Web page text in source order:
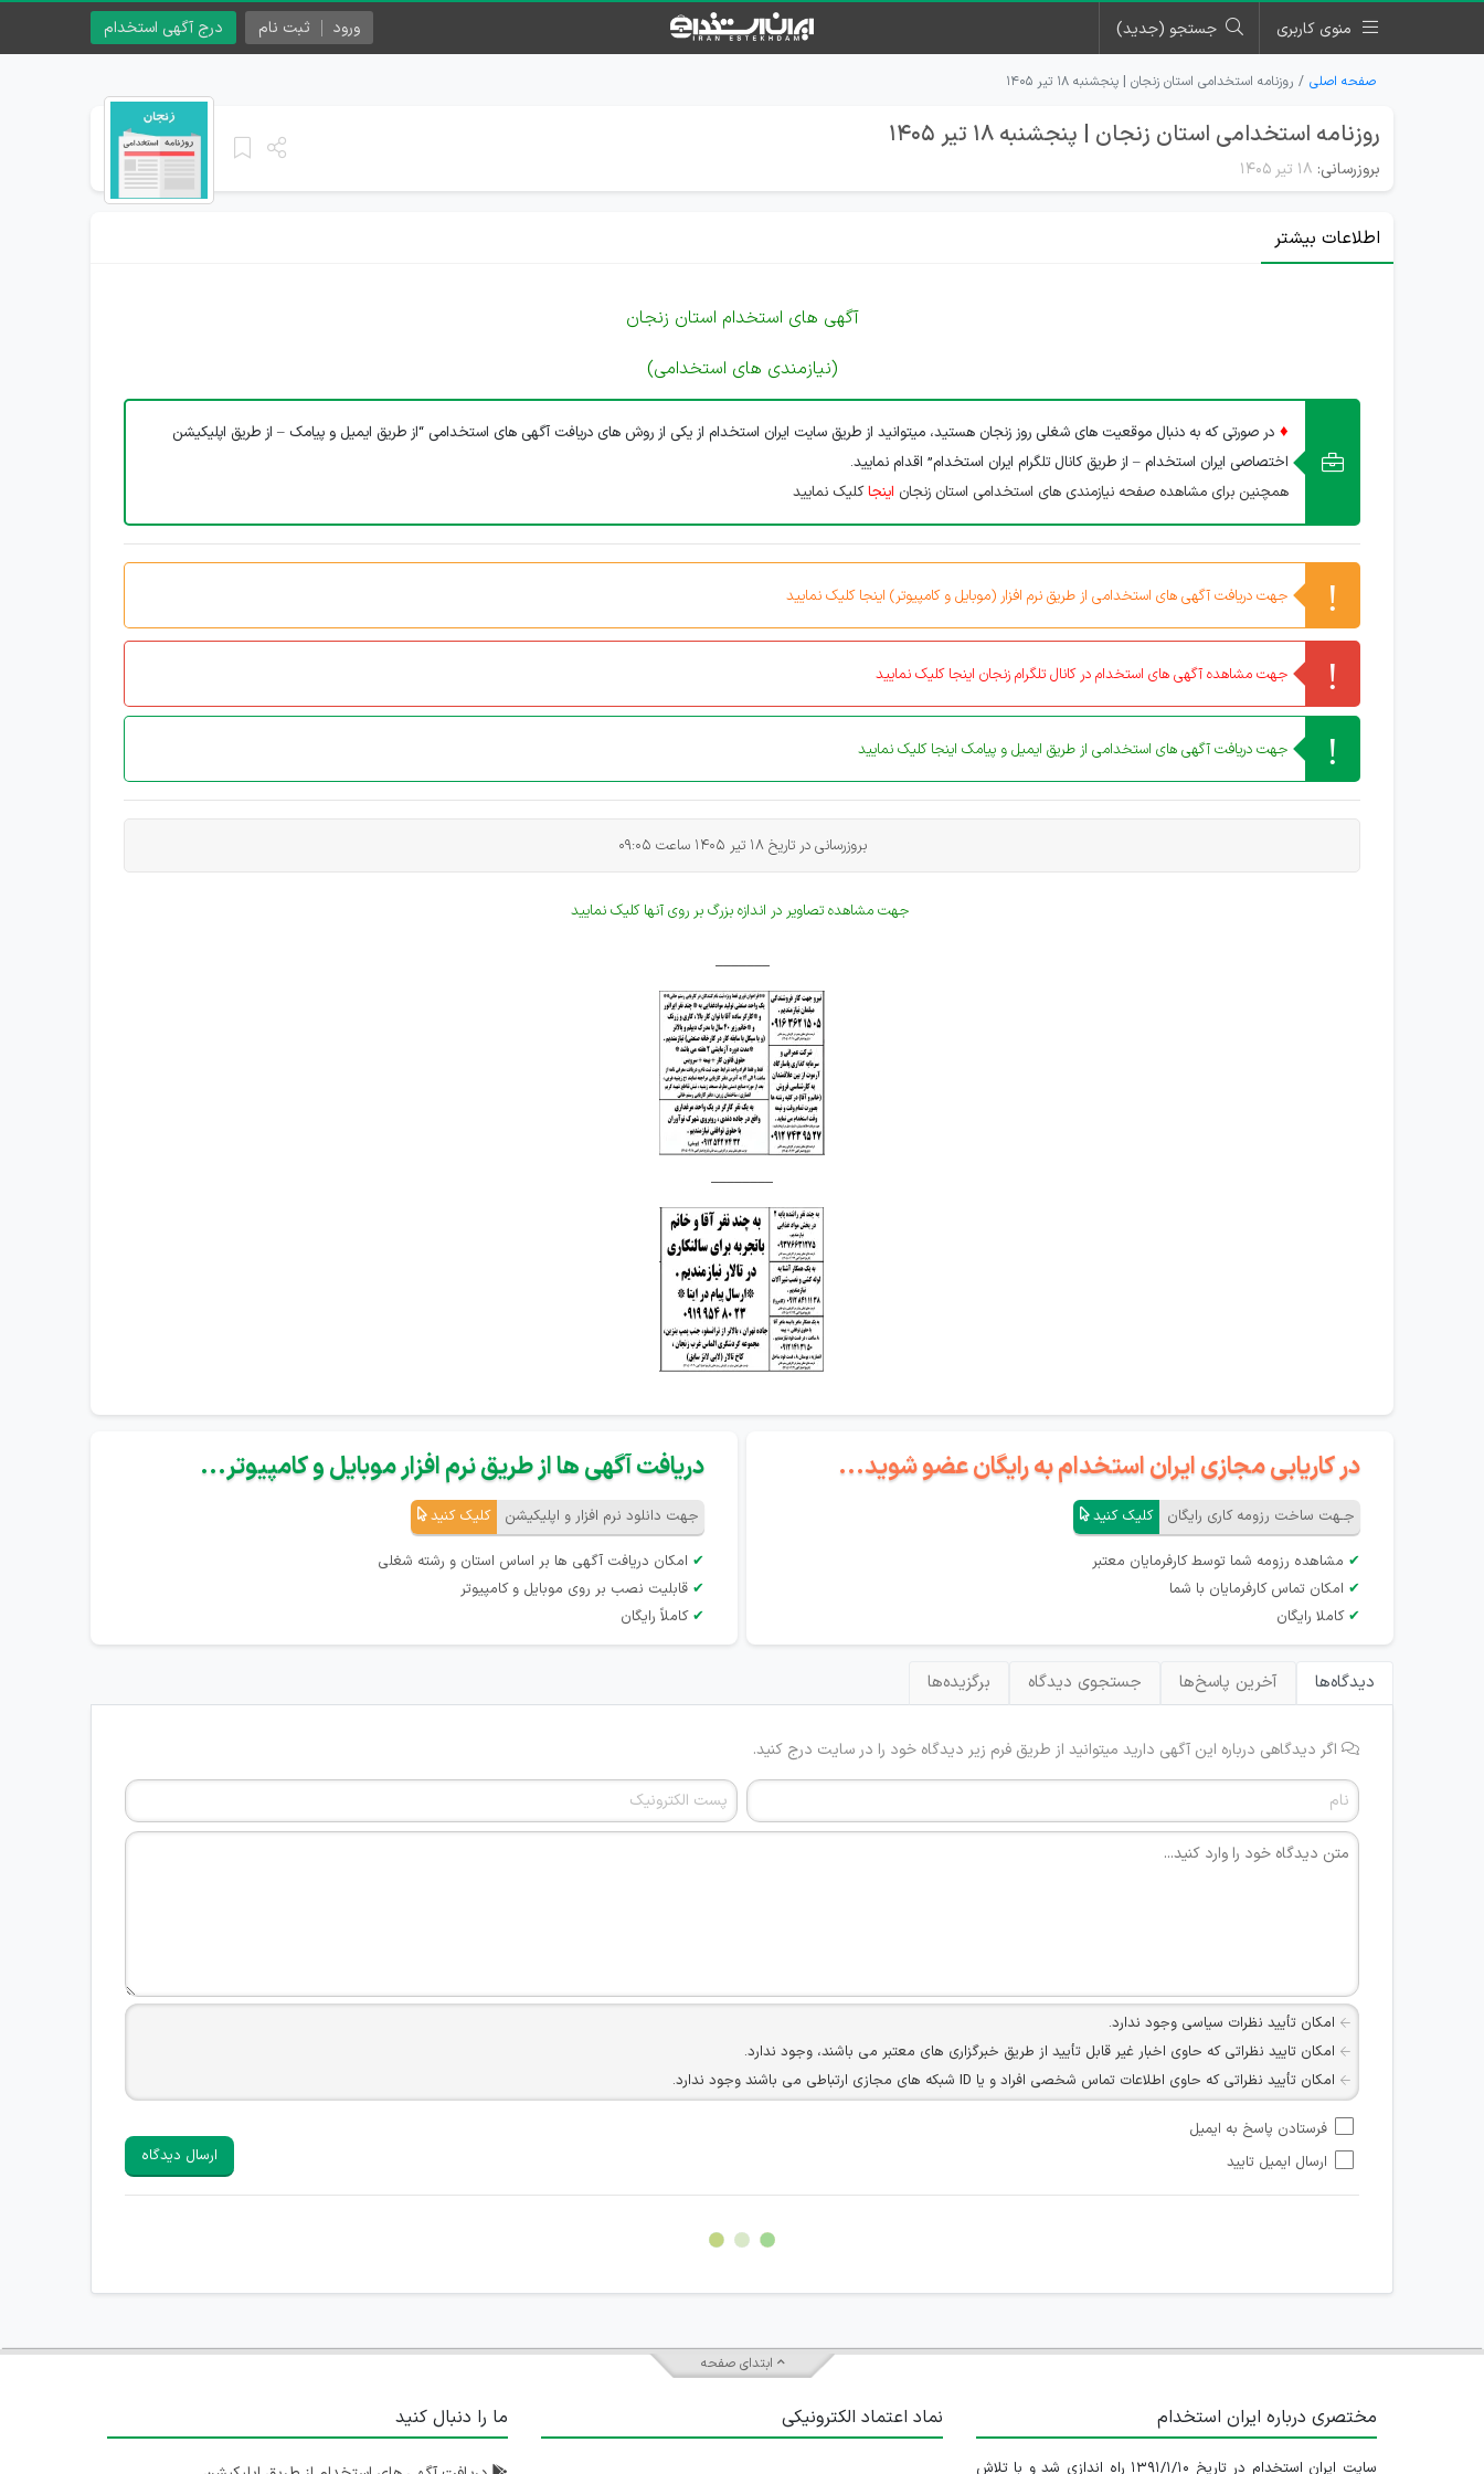
منوی کاربری جستجو (جدید) درج آگهی استخدام ورود ثبت نام
صفحه اصلی روزنامه استخدامی استان زنجان | پنجشنبه ۱۸ تیر ۱۴۰۵
روزنامه استخدامی استان زنجان | پنجشنبه 18 تیر 1405
بروزرسانی: ۱۸ تیر ۱۴۰۵
اطلاعات بیشتر
آگهی های استخدام استان زنجان
(نیازمندی های استخدامی)
♦ در صورتی که به دنبال موقعیت های شغلی روز زنجان هستید، میتوانید از طریق سایت ایران استخدام از یکی از روش های دریافت آگهی های استخدامی “از طریق ایمیل و پیامک – از طریق اپلیکیشن
اختصاصی ایران استخدام – از طریق کانال تلگرام ایران استخدام” اقدام نمایید.
همچنین برای مشاهده صفحه نیازمندی های استخدامی استان زنجان اینجاکلیک نمایید
جهت دریافت آگهی های استخدامی از طریق نرم افزار (موبایل و کامپیوتر) اینجا کلیک نمایید
جهت مشاهده آگهی های استخدام در کانال تلگرام زنجان اینجا کلیک نمایید
جهت دریافت آگهی های استخدامی از طریق ایمیل و پیامک اینجا کلیک نمایید
بروزرسانی در تاریخ 18 تیر 1405 ساعت 09:05
جهت مشاهده تصاویر در اندازه بزرگ بر روی آنها کلیک نمایید
_______
________
در کاریابی مجازی ایران استخدام به رایگان عضو شوید...
جـهت ساخت رزومه کاری رایگان کلیک کنید
✔ مشاهده رزومه شما توسط کارفرمایان معتبر
✔ امکان تماس کارفرمایان با شما
✔ کاملا رایگان
دریافت آگهی ها از طریق نرم افزار موبایل و کامپیوتر...
جهت دانلود نرم افزار و اپلیکیشن کلیک کنید
✔ امکان دریافت آگهی ها بر اساس استان و رشته شغلی
✔ قابلیت نصب بر روی موبایل و کامپیوتر
✔ کاملاً رایگان
دیدگاه‌ها آخرین پاسخ‌ها جستجوی دیدگاه برگزیده‌ها
اگر دیدگاهی درباره این آگهی دارید میتوانید از طریق فرم زیر دیدگاه خود را در سایت درج کنید.
امکان تأیید نظرات سیاسی وجود ندارد.
امکان تایید نظراتی که حاوی اخبار غیر قابل تأیید از طریق خبرگزاری های معتبر می باشند، وجود ندارد.
امکان تأیید نظراتی که حاوی اطلاعات تماس شخصی افراد و یا ID شبکه های مجازی ارتباطی می باشند وجود ندارد.
هرگونه تحریک، تحقیر و کنایه به سایر افراد (مسئول و غیر مسئول) غیر مجاز می باشد.
امکان هماهنگی برای هرگونه ملاقات حضوری چه به صورت دسته جمعی و چه فردی توسط کاربران سایت وجود ندارد.
فرستادن پاسخ به ایمیل
ارسال ایمیل تایید
ارسال دیدگاه
ابتدای صفحه
مختصری درباره ایران استخدام
سایت ایران استخدام در تاریخ ۱۳۹۱/۱/۱۰ راه اندازی شد و با تلاش
نماد اعتماد الکترونیکی ما را دنبال کنید